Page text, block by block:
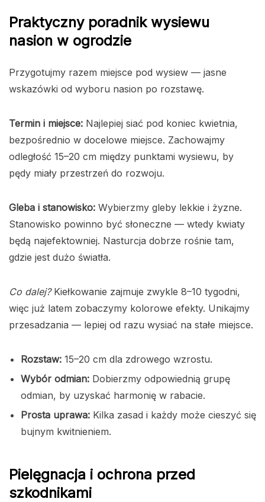
Praktyczny poradnik wysiewu
nasion w ogrodzie
Przygotujmy razem miejsce pod wysiew — jasne
wskazówki od wyboru nasion po rozstawę.
Termin i miejsce: Najlepiej siać pod koniec kwietnia,
bezpośrednio w docelowe miejsce. Zachowajmy
odległość 15–20 cm między punktami wysiewu, by
pędy miały przestrzeń do rozwoju.
Gleba i stanowisko: Wybierzmy gleby lekkie i żyzne.
Stanowisko powinno być słoneczne — wtedy kwiaty
będą najefektowniej. Nasturcja dobrze rośnie tam,
gdzie jest dużo światła.
Co dalej?Kiełkowanie zajmuje zwykle 8–10 tygodni,
więc już latem zobaczymy kolorowe efekty. Unikajmy
przesadzania — lepiej od razu wysiać na stałe miejsce.
Rozstaw: 15–20 cm dla zdrowego wzrostu.
Wybór odmian: Dobierzmy odpowiednią grupę
odmian, by uzyskać harmonię w rabacie.
Prosta uprawa: Kilka zasad i każdy może cieszyć się
bujnym kwitnieniem.
Pielęgnacja i ochrona przed
szkodnikami